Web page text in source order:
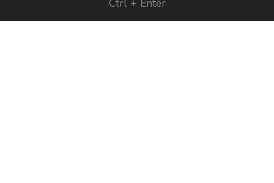
Ctrl + Enter